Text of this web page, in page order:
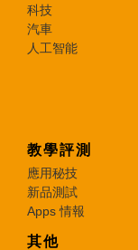
科技
汽車
人工智能
教學評測
應用秘技
新品測試
Apps 情報
其他